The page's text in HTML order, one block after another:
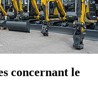
concernant le